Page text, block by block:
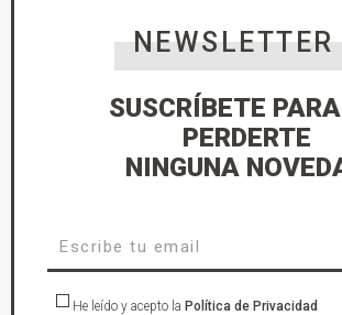
NEWSLETTER
SUSCRÍBETE
PERDERTE
NINGUNA
He leído y acepto la Política de Privacidad